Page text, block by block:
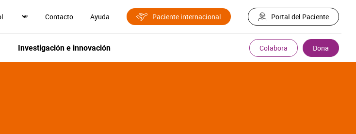
Contacto Ayuda Paciente internacional Portal del Paciente
Investigación e innovación Colabora Dona